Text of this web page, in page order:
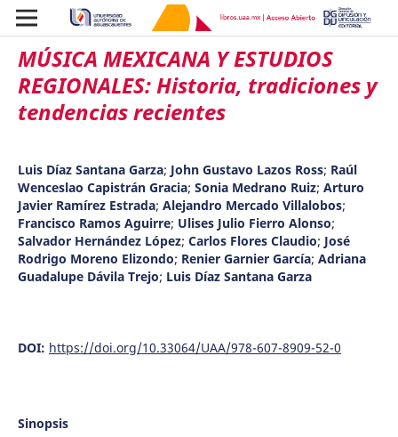
MÚSICA MEXICANA Y ESTUDIOS
REGIONALES: Historia, tradiciones y
tendencias recientes
Luis Díaz Santana Garza; John Gustavo Lazos Ross; Raúl
Wenceslao Capistrán Gracia; Sonia Medrano Ruiz; Arturo
Javier Ramírez Estrada; Alejandro Mercado Villalobos;
Francisco Ramos Aguirre; Ulises Julio Fierro Alonso;
Salvador Hernández López; Carlos Flores Claudio; José
Rodrigo Moreno Elizondo; Renier Garnier García; Adriana
Guadalupe Dávila Trejo; Luis Díaz Santana Garza
DOI: https://doi.org/10.33064/UAA/978-607-8909-52-0
Sinopsis